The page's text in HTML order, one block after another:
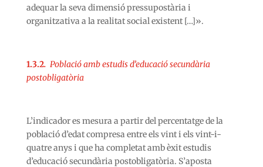
adequar la seva dimensió pressupostària i
organitzativa a la realitat social existent […]».
1.3.2. Població amb estudis d’educació secundària
postobligatòria
L’indicador es mesura a partir del percentatge de la
població d’edat compresa entre els vint i els vint-i-
quatre anys i que ha completat amb èxit estudis
d’educació secundària postobligatòria. S’aposta